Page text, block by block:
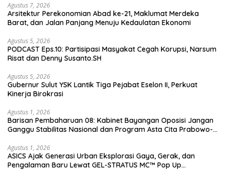
Agustus 7, 2026
Arsitektur Perekonomian Abad ke-21, Maklumat Merdeka
Barat, dan Jalan Panjang Menuju Kedaulatan Ekonomi
Agustus 5, 2026
PODCAST Eps.10: Partisipasi Masyakat Cegah Korupsi, Narsum
Risat dan Denny Susanto.SH
Agustus 5, 2026
Gubernur Sulut YSK Lantik Tiga Pejabat Eselon II, Perkuat
Kinerja Birokrasi
Agustus 1, 2026
Barisan Pembaharuan 08: Kabinet Bayangan Oposisi Jangan
Ganggu Stabilitas Nasional dan Program Asta Cita Prabowo-
Agustus 1, 2026
ASICS Ajak Generasi Urban Eksplorasi Gaya, Gerak, dan
Pengalaman Baru Lewat GEL-STRATUS MC™ Pop Up